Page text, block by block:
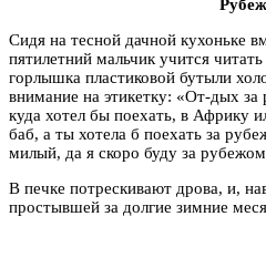
Сидя на тесной дачной кухоньке
пятилетний мальчик учится
горлышка пластиковой бутыли
внимание на этикетку: «От-дых
куда хотел бы поехать, в Африку
баб, а ты хотела б поехать за
милый, да я скоро буду за
В печке потрескивают дрова, и,
простывшей за долгие зимние